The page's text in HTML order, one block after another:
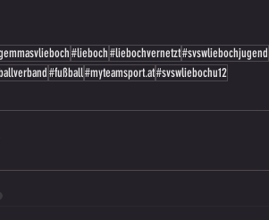
#lieboch#liebochvernetzt#svswliebochjugend
#fußball#myteamsport.at#svswliebochu12